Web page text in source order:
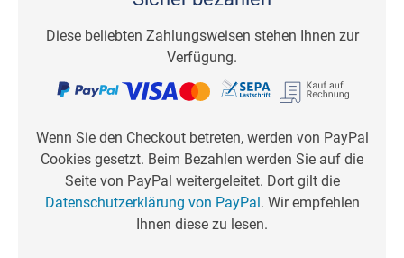
Diese beliebten Zahlungsweisen stehen Ihnen zur
Verfügung.
Wenn Sie den Checkout betreten, werden von PayPal
Cookies gesetzt. Beim Bezahlen werden Sie auf die
Seite von PayPal weitergeleitet. Dort gilt die
Datenschutzerklärung von PayPal . Wir empfehlen
Ihnen diese zu lesen.